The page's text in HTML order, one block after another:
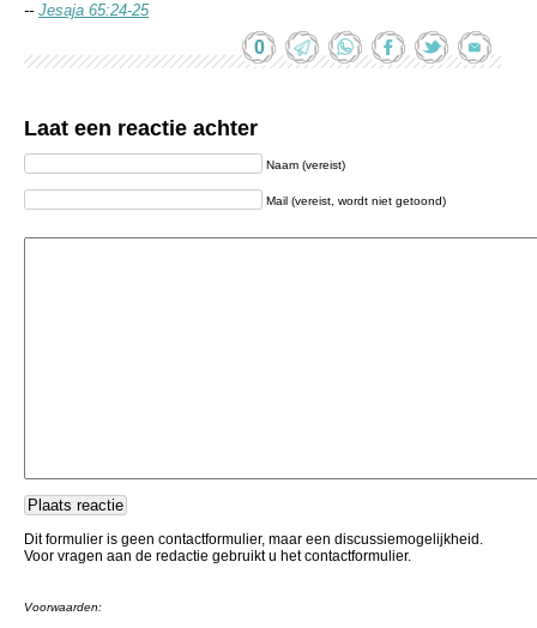
-- Jesaja 65:24-25
0
Laat een reactie achter
Naam (vereist)
Mail (vereist, wordt niet getoond)
Dit formulier is geen contactformulier, maar een discussiemogelijkheid.
Voor vragen aan de redactie gebruikt u het contactformulier.
Voorwaarden: